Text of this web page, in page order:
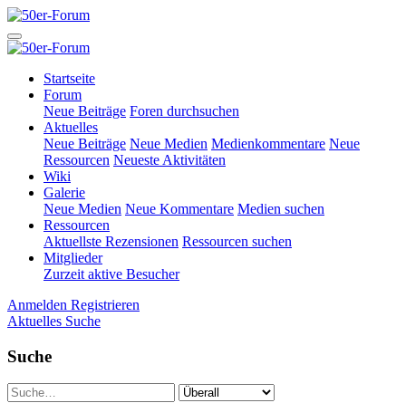
Startseite
Forum
Neue Beiträge Foren durchsuchen
Aktuelles
Neue Beiträge Neue Medien Medienkommentare Neue
Ressourcen Neueste Aktivitäten
Wiki
Galerie
Neue Medien Neue Kommentare Medien suchen
Ressourcen
Aktuellste Rezensionen Ressourcen suchen
Mitglieder
Zurzeit aktive Besucher
Anmelden Registrieren
Aktuelles Suche
Suche